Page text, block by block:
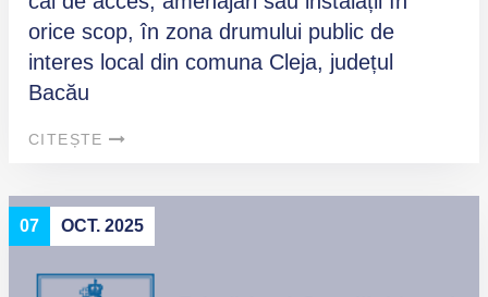
orice scop, în zona drumului public de
interes local din comuna Cleja, județul
Bacău
CITEȘTE
07 OCT. 2025